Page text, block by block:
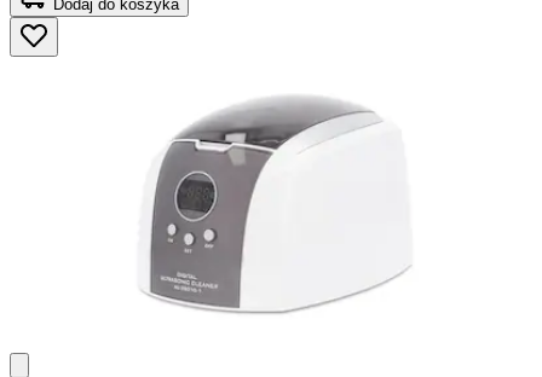
Dodaj do koszyka